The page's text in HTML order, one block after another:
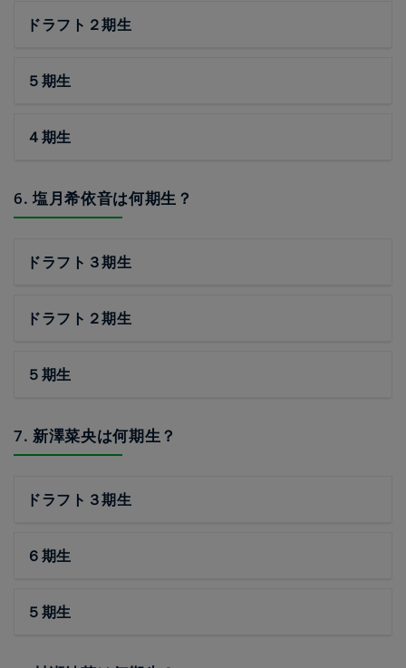
ドラフト２期生
５期生
４期生
6. 塩月希依音は何期生？
ドラフト３期生
ドラフト２期生
５期生
7. 新澤菜央は何期生？
ドラフト３期生
６期生
５期生